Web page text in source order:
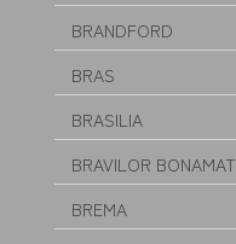
BRANDFORD
BRAS
BRASILIA
BRAVILOR BONAMAT
BREMA